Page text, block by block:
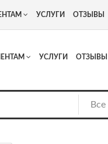
Котельнический
УСЛУГИ ОТЗЫВЫ
УСЛУГИ ОТЗЫВЫ